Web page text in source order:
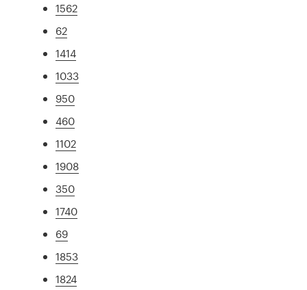
1562
62
1414
1033
950
460
1102
1908
350
1740
69
1853
1824